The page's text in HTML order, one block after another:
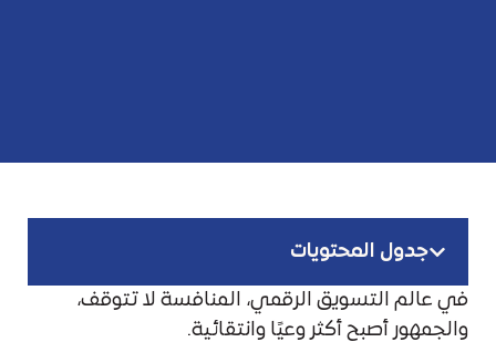
جدول المحتويات
في عالم التسويق الرقمي، المنافسة لا تتوقف،
والجمهور أصبح أكثر وعيًا وانتقائية.